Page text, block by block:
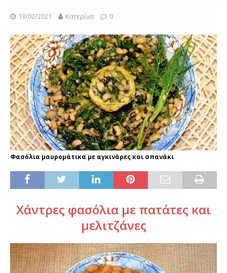
13/02/2021 Κατερίνα 0
Φασόλια μαυρομάτικα με αγκινάρες και σπανάκι
Χάντρες φασόλια με πατάτες και
μελιτζάνες